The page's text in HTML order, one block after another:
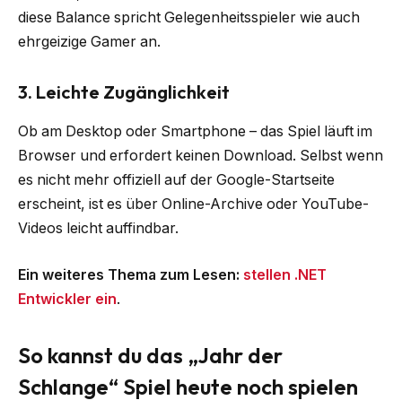
diese Balance spricht Gelegenheitsspieler wie auch
ehrgeizige Gamer an.
3. Leichte Zugänglichkeit
Ob am Desktop oder Smartphone – das Spiel läuft im
Browser und erfordert keinen Download. Selbst wenn
es nicht mehr offiziell auf der Google-Startseite
erscheint, ist es über Online-Archive oder YouTube-
Videos leicht auffindbar.
Ein weiteres Thema zum Lesen: stellen .NET
Entwickler ein.
So kannst du das „Jahr der
Schlange“ Spiel heute noch spielen